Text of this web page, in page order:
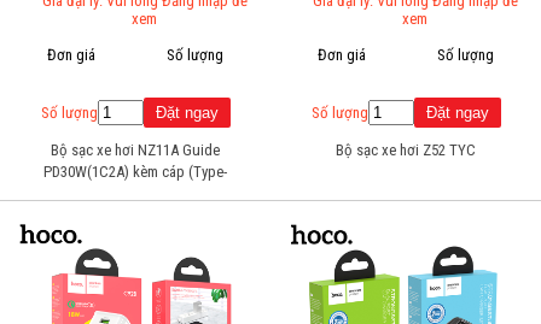
xem
Đơn giá
Số lượng
Số lượng
Bộ sạc xe hơi NZ11A Guide
PD30W(1C2A) kèm cáp (Type-
xem
Đơn giá
Số lượng
Số lượng
Bộ sạc xe hơi Z52 TYC